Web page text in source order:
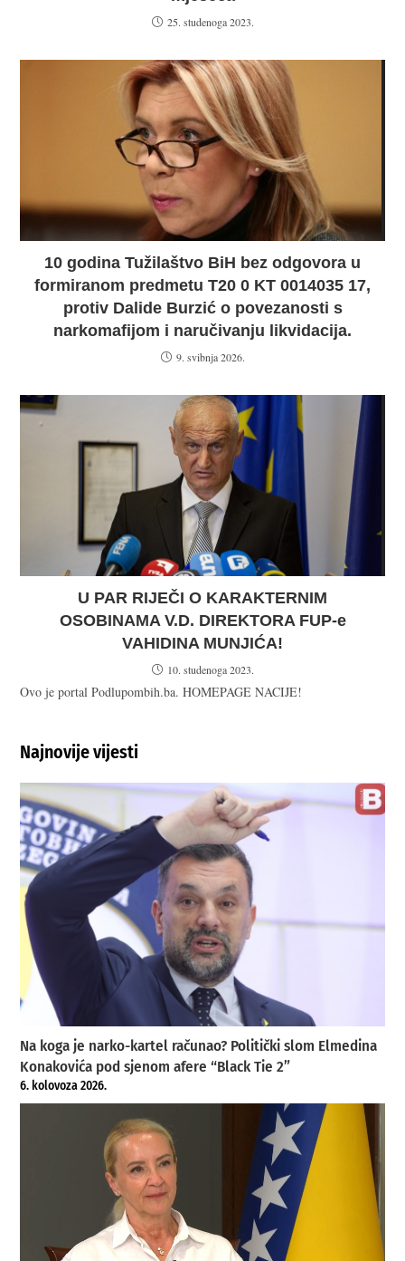
25. studenoga 2023.
10 godina Tužilaštvo BiH bez odgovora u
formiranom predmetu T20 0 KT 0014035 17,
protiv Dalide Burzić o povezanosti s
narkomafijom i naručivanju likvidacija.
9. svibnja 2026.
U PAR RIJEČI O KARAKTERNIM
OSOBINAMA V.D. DIREKTORA FUP-e
VAHIDINA MUNJIĆA!
10. studenoga 2023.
Ovo je portal Podlupombih.ba. HOMEPAGE NACIJE!
Najnovije vijesti
Na koga je narko-kartel računao? Politički slom Elmedina
Konakovića pod sjenom afere “Black Tie 2”
6. kolovoza 2026.